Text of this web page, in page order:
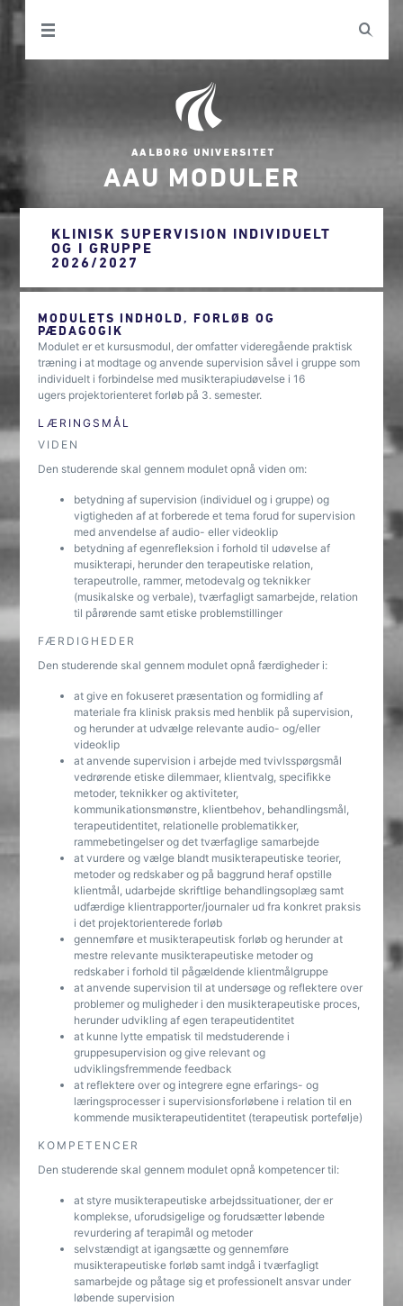
AAU MODULER
KLINISK SUPERVISION INDIVIDUELT
OG I GRUPPE
2026/2027
MODULETS INDHOLD, FORLØB OG
PÆDAGOGIK
Modulet er et kursusmodul, der omfatter videregående praktisk
træning i at modtage og anvende supervision såvel i gruppe som
individuelt i forbindelse med musikterapiudøvelse i 16
ugers projektorienteret forløb på 3. semester.
LÆRINGSMÅL
VIDEN
Den studerende skal gennem modulet opnå viden om:
betydning af supervision (individuel og i gruppe) og
vigtigheden af at forberede et tema forud for supervision
med anvendelse af audio- eller videoklip
betydning af egenrefleksion i forhold til udøvelse af
musikterapi, herunder den terapeutiske relation,
terapeutrolle, rammer, metodevalg og teknikker
(musikalske og verbale), tværfagligt samarbejde, relation
til pårørende samt etiske problemstillinger
FÆRDIGHEDER
Den studerende skal gennem modulet opnå færdigheder i:
at give en fokuseret præsentation og formidling af
materiale fra klinisk praksis med henblik på supervision,
og herunder at udvælge relevante audio- og/eller
videoklip
at anvende supervision i arbejde med tvivlsspørgsmål
vedrørende etiske dilemmaer, klientvalg, specifikke
metoder, teknikker og aktiviteter,
kommunikationsmønstre, klientbehov, behandlingsmål,
terapeutidentitet, relationelle problematikker,
rammebetingelser og det tværfaglige samarbejde
at vurdere og vælge blandt musikterapeutiske teorier,
metoder og redskaber og på baggrund heraf opstille
klientmål, udarbejde skriftlige behandlingsoplæg samt
udfærdige klientrapporter/journaler ud fra konkret praksis
i det projektorienterede forløb
gennemføre et musikterapeutisk forløb og herunder at
mestre relevante musikterapeutiske metoder og
redskaber i forhold til pågældende klientmålgruppe
at anvende supervision til at undersøge og reflektere over
problemer og muligheder i den musikterapeutiske proces,
herunder udvikling af egen terapeutidentitet
at kunne lytte empatisk til medstuderende i
gruppesupervision og give relevant og
udviklingsfremmende feedback
at reflektere over og integrere egne erfarings- og
læringsprocesser i supervisionsforløbene i relation til en
kommende musikterapeutidentitet (terapeutisk portefølje)
KOMPETENCER
Den studerende skal gennem modulet opnå kompetencer til:
at styre musikterapeutiske arbejdssituationer, der er
komplekse, uforudsigelige og forudsætter løbende
revurdering af terapimål og metoder
selvstændigt at igangsætte og gennemføre
musikterapeutiske forløb samt indgå i tværfagligt
samarbejde og påtage sig et professionelt ansvar under
løbende supervision